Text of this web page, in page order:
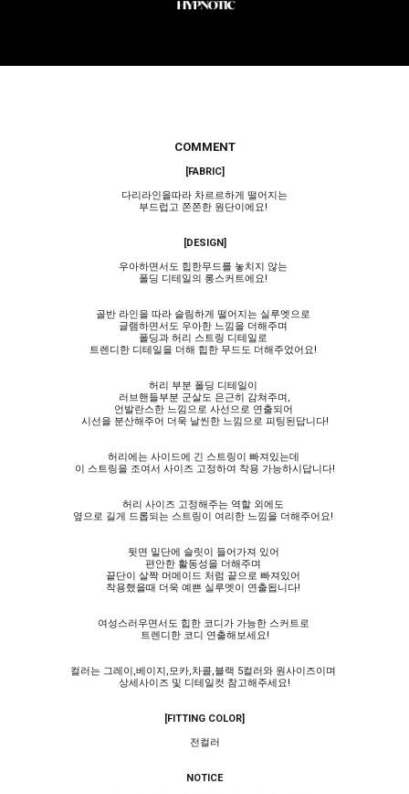
COMMENT
[FABRIC]
다리라인을따라 차르르하게 떨어지는
부드럽고 쫀쫀한 원단이에요!
[DESIGN]
우아하면서도 힙한무드를 놓치지 않는
폴딩 디테일의 롱스커트에요!
골반 라인을 따라 슬림하게 떨어지는 실루엣으로
글램하면서도 우아한 느낌을 더해주며
폴딩과 허리 스트링 디테일로
트렌디한 디테일을 더해 힙한 무드도 더해주었어요!
허리 부분 폴딩 디테일이
러브핸들부분 군살도 은근히 감쳐주며,
언발란스한 느낌으로 사선으로 연출되어
시선을 분산해주어 더욱 날씬한 느낌으로 피팅된답니다!
허리에는 사이드에 긴 스트링이 빠져있는데
이 스트링을 조여서 사이즈 고정하여 착용 가능하시답니다!
허리 사이즈 고정해주는 역할 외에도
옆으로 길게 드롭되는 스트링이 여리한 느낌을 더해주어요!
뒷면 밑단에 슬릿이 들어가져 있어
편안한 활동성을 더해주며
끝단이 살짝 머메이드 처럼 끝으로 빠져있어
착용했을때 더욱 예쁜 실루엣이 연출됩니다!
여성스러우면서도 힙한 코디가 가능한 스커트로
트렌디한 코디 연출해보세요!
컬러는 그레이,베이지,모카,차콜,블랙 5컬러와 원사이즈이며
상세사이즈 및 디테일컷 참고해주세요!
[FITTING COLOR]
전컬러
NOTICE